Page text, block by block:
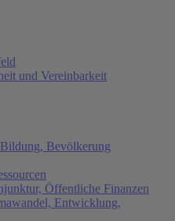
und Vereinbarkeit
Bevölkerung
Öffentliche Finanzen
Entwicklung,